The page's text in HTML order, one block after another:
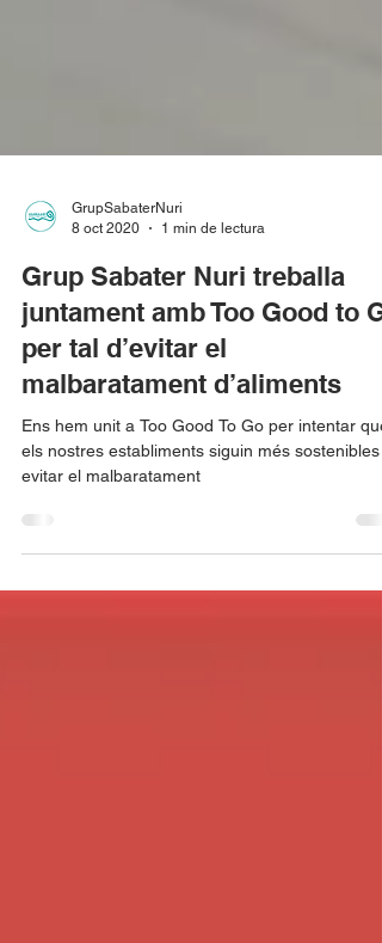
8 oct 2020
1 min de lectura
Grup Sabater Nuri treballa
juntament amb Too Good to
per tal d’evitar el
malbaratament d’aliments
Ens hem unit a Too Good To Go per intentar que
evitar el malbaratament